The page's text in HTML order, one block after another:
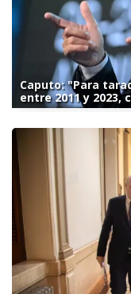
Caputo: "Para
entre 2011 y 2023,